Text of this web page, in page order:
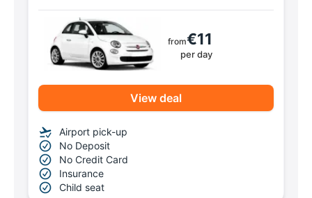
from€11
per day
View deal
Airport pick-up
No Deposit
No Credit Card
Insurance
Child seat